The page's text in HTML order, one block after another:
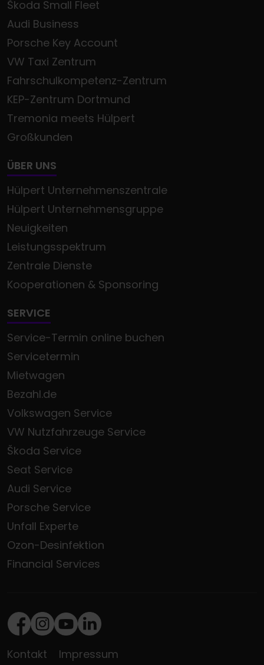
Škoda Small Fleet
Audi Business
Porsche Key Account
VW Taxi Zentrum
Fahrschulkompetenz-Zentrum
KEP-Zentrum Dortmund
Tremonia meets Hülpert
Großkunden
ÜBER UNS
Hülpert Unternehmenszentrale
Hülpert Unternehmensgruppe
Neuigkeiten
Leistungsspektrum
Zentrale Dienste
Kooperationen & Sponsoring
SERVICE
Service-Termin online buchen
Servicetermin
Mietwagen
Bezahl.de
Volkswagen Service
VW Nutzfahrzeuge Service
Škoda Service
Seat Service
Audi Service
Porsche Service
Unfall Experte
Ozon-Desinfektion
Financial Services
Facebook
Instagram
Youtube
LinkedIn
Kontakt
Impressum